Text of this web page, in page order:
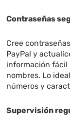
Contraseñas
Cree
PayPal y
información fácil
nombres. Lo
números y
Supervisión